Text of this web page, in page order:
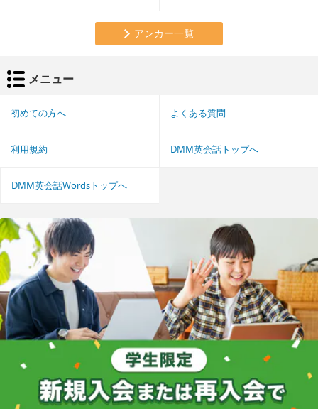
アンカー一覧
メニュー
初めての方へ よくある質問
利用規約 DMM英会話トップへ
DMM英会話Wordsトップへ